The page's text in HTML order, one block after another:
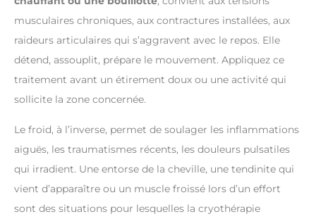
musculaires chroniques, aux contractures installées, aux
raideurs articulaires qui s’aggravent avec le repos. Elle
détend, assouplit, prépare le mouvement. Appliquez ce
traitement avant un étirement doux ou une activité qui
sollicite la zone concernée.
Le froid, à l’inverse, permet de soulager les inflammations
aiguës, les traumatismes récents, les douleurs pulsatiles
qui irradient. Une entorse de la cheville, une tendinite qui
vient d’apparaître ou un muscle froissé lors d’un effort
sont des situations pour lesquelles la cryothérapie